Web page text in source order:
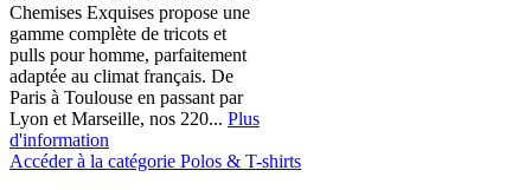
Chemises Exquises propose une
gamme complète de tricots et
pulls pour homme, parfaitement
adaptée au climat français. De
Paris à Toulouse en passant par
Lyon et Marseille, nos 220... Plus
d'information
Accéder à la catégorie Polos & T-shirts